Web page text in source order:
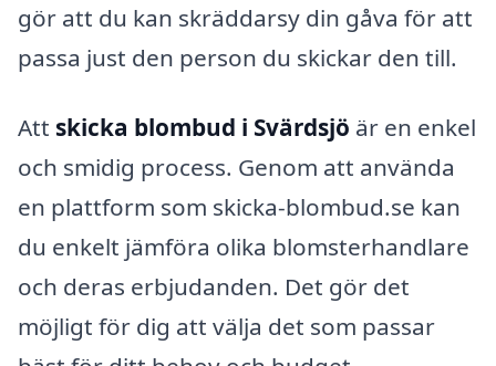
gör att du kan skräddarsy din gåva för att
passa just den person du skickar den till.
Att skicka blombud i Svärdsjö är en enkel
och smidig process. Genom att använda
en plattform som skicka-blombud.se kan
du enkelt jämföra olika blomsterhandlare
och deras erbjudanden. Det gör det
möjligt för dig att välja det som passar